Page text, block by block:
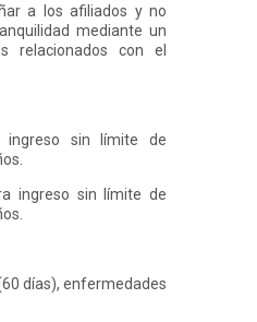
a los afiliados y no
mediante un
relacionados con el
ingreso sin límite de
ingreso sin límite de
días), enfermedades